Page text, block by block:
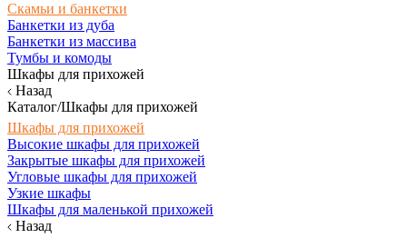
Скамьи и банкетки
Банкетки из дуба
Банкетки из массива
Тумбы и комоды
Шкафы для прихожей
Назад
Каталог/Шкафы для прихожей
Шкафы для прихожей
Высокие шкафы для прихожей
Закрытые шкафы для прихожей
Угловые шкафы для прихожей
Узкие шкафы
Шкафы для маленькой прихожей
Назад